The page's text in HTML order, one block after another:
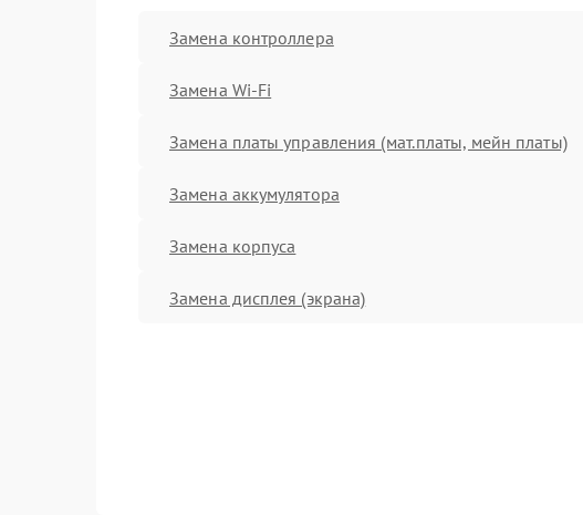
Замена контроллера
Замена Wi-Fi
Замена платы управления (мат.платы, мейн платы)
Замена аккумулятора
Замена корпуса
Замена дисплея (экрана)